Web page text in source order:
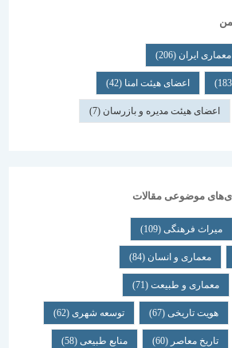
(206)
اعضای هیئت امنا(42)
هیئت مدیره و بازرسان(7)
مقالات
فرهنگی (109)
و انسان (84)
و طبیعت (71)
تاریخی(67) توسعه شهری(62)
معاصر(60) منابع طبیعی(58)